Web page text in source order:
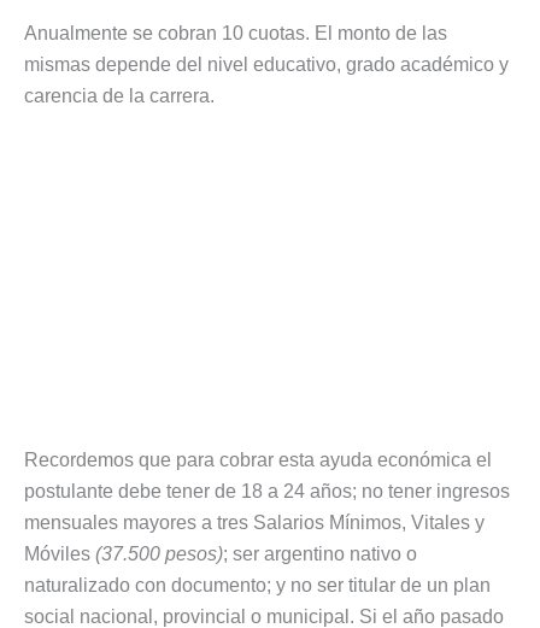
Anualmente se cobran 10 cuotas. El monto de las
mismas depende del nivel educativo, grado académico y
carencia de la carrera.
Recordemos que para cobrar esta ayuda económica el
postulante debe tener de 18 a 24 años; no tener ingresos
mensuales mayores a tres Salarios Mínimos, Vitales y
Móviles (37.500 pesos); ser argentino nativo o
naturalizado con documento; y no ser titular de un plan
social nacional, provincial o municipal. Si el año pasado